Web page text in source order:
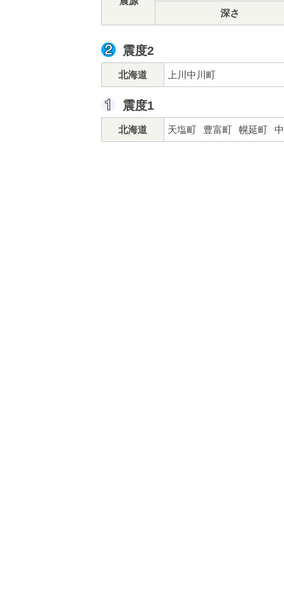
深さ
震度2
北海道 上川中川町
震度1
北海道 天塩町 豊富町 幌延町